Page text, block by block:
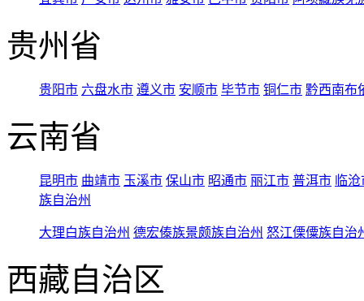
贵州省
贵阳市 六盘水市 遵义市 安顺市 毕节市 铜仁市 黔西南布
云南省
昆明市 曲靖市 玉溪市 保山市 昭通市 丽江市 普洱市 临
族自治州
大理白族自治州 德宏傣族景颇族自治州 怒江傈僳族自治
西藏自治区